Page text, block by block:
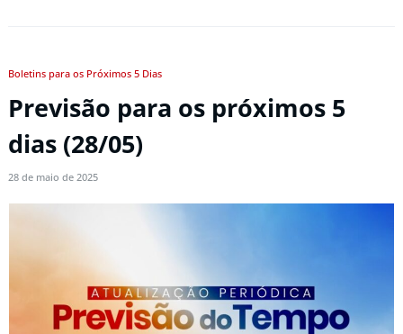
Boletins para os Próximos 5 Dias
Previsão para os próximos 5
dias (28/05)
28 de maio de 2025